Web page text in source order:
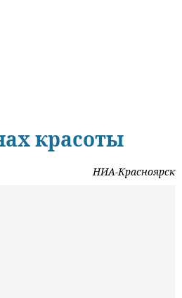
красоты
НИА-Красноярск